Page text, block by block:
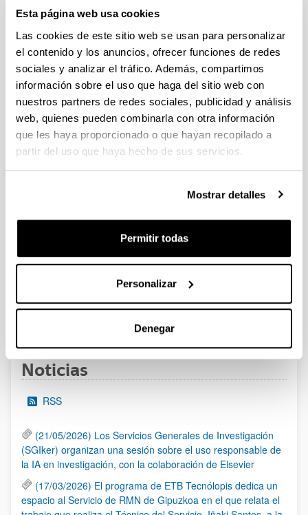
Esta página web usa cookies
Las cookies de este sitio web se usan para personalizar
el contenido y los anuncios, ofrecer funciones de redes
sociales y analizar el tráfico. Además, compartimos
información sobre el uso que haga del sitio web con
nuestros partners de redes sociales, publicidad y análisis
web, quienes pueden combinarla con otra información
que les haya proporcionado o que hayan recopilado a
partir del uso que haya hecho de sus servicios.
Mostrar detalles
Permitir todas
Personalizar
Denegar
19/07/2023 Se ha publicado la propuesta de adjudicación
CONVOCATORIA AYUDAS PARA LA FINANCIACIÓN DE
PLANES DE INVESTIGACIÓN EN COOPERACIÓN EN EL
ÁREA DE LA INTELIGENCIA ARTIFICIAL
DESARROLLADOS POR GRUPOS DE INVESTIGACIÓN
INTERDISCIPLINARES
Plazo de presentación cerrado: 13/07/2023 - 15/09/2023 23:59
EL PLAZO INTERNO DE PRESENTACIÓN DE SOLICITUDES
ES DEL 13/07/2023 AL 08/09/2023 (INCLUSIVE).
Innovación para incentivar la consolidación investigadora
14/07/2023 - Plazo interno para presentación de solicitudes:
Páginas intermedias Use TAB para desplazarse.
PáginaPágina
Noticias
RSS
(21/05/2026) Los Servicios Generales de Investigación
(SGIker) organizan una sesión sobre el uso responsable de
la IA en investigación, con la colaboración de Elsevier
(17/03/2026) El programa de ETB Tecnólopis dedica un
espacio al Servicio de RMN de Gipuzkoa en el que relata el